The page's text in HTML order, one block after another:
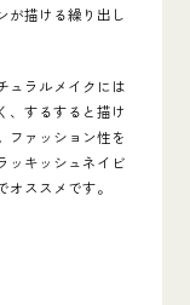
が描ける繰り出し
ュラルメイクには
、するすると描け
ファッション性を
ッキッシュネイビ
ススメです。